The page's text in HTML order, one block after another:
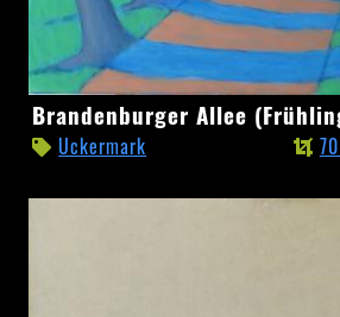
Brandenburger
Allee
(Frühling)
Brandenburger Allee
Uckermark